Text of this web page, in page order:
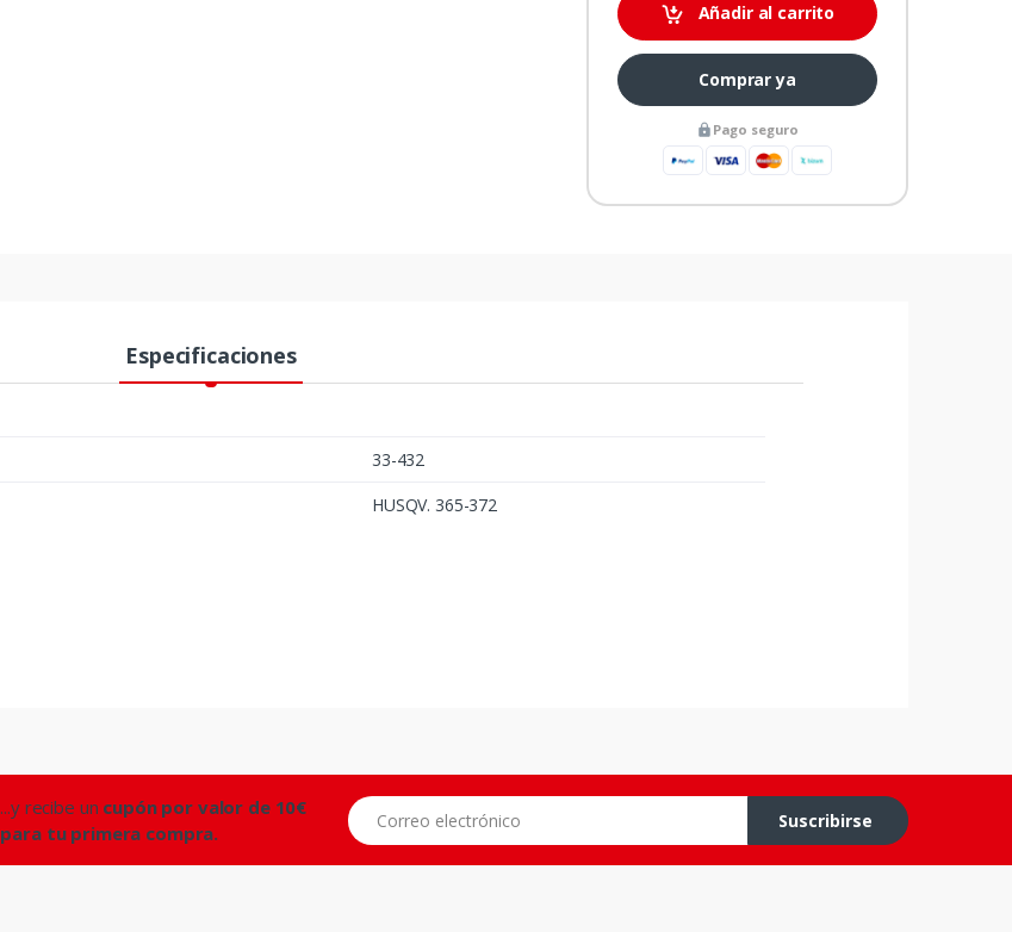
Añadir al carrito
Comprar ya
Pago seguro
Especificaciones
33-432
HUSQV. 365-372
...y recibe un cupón por valor de 10€
para tu primera compra.
Correo electrónico
Suscribirse